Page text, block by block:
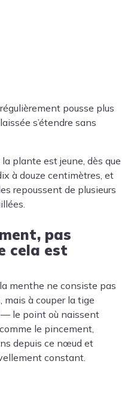
pousse plus
s’étendre sans
plante est jeune, dès que
à douze centimètres, et
repoussent de plusieurs
pas
cela est
menthe ne consiste pas
mais à couper la tige
— le point où naissent
le pincement,
depuis ce nœud et
constant.